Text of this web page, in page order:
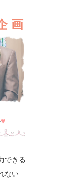
画
♥
れる
できる
ない